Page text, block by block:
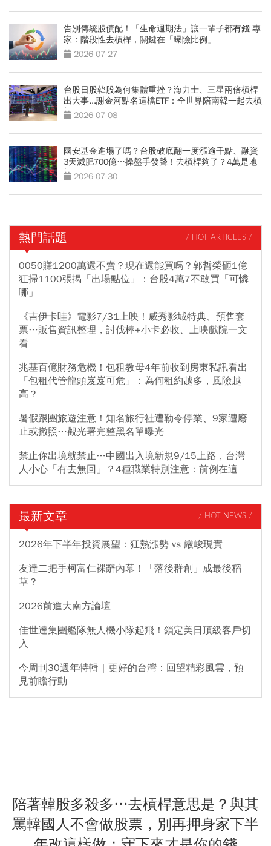
告別傳統股債配！「生命週期法」讓一輩子都有錢 專
家：階段性去槓桿，關鍵在「曝險比例」
2026-07-27
台股日股韓股為何集體重挫？海力士、三星兩倍槓桿
出大事...謝金河點名這檔ETF：全世界陪南韓一起去槓
桿 2026-07-08
國安基金進場了嗎？台股破底翻一度漲逾千點、融資
3天減肥700億…操盤手發聲！去槓桿夠了？4萬是地
板？2026-07-30
熱門話題 / HOT ARTICLES /
0050賺1200萬還不賣？現在還能買嗎？郭哲榮砸1億
狂掃1100張揭「出場點位」：台股4萬7不敢買「可憐
哪」
《吉伊卡哇》電影7/31上映！威秀影城特典、預售套
票…販售資訊整理，討伐棒+小卡必收、上映戲院一文
看
兆基百億財務危機！包租教母4年前收到房東私訊看出
「包租代管龍頭岌岌可危」：為何租約越多，風險越
高？
暑假跟團旅遊注意！知名旅行社遭勒令停業、9家遭廢
止或撤照…觀光署完整黑名單曝光
禁止你出境就禁止…中國出入境新規9/15上路，台灣
人小心「有去無回」？4種職業特別注意：前例在這
最新文章 / HOT NEWS /
2026年下半年投資展望：狂熱漲勢 vs 嚴峻現實
友達二把手柯富仁裸辭內幕！「落後群創」成最後稻
草？
2026前進大南方論壇
佳世達集團艦隊無人機小隊起飛！鎖定美日頂級客戶切
入
今周刊30週年特輯｜更好的台灣：回望精彩風雲，預
見前瞻行動
陪著韓股多殺多…去槓桿意思是？與其
罵韓國人不會做股票，別再押身家下半